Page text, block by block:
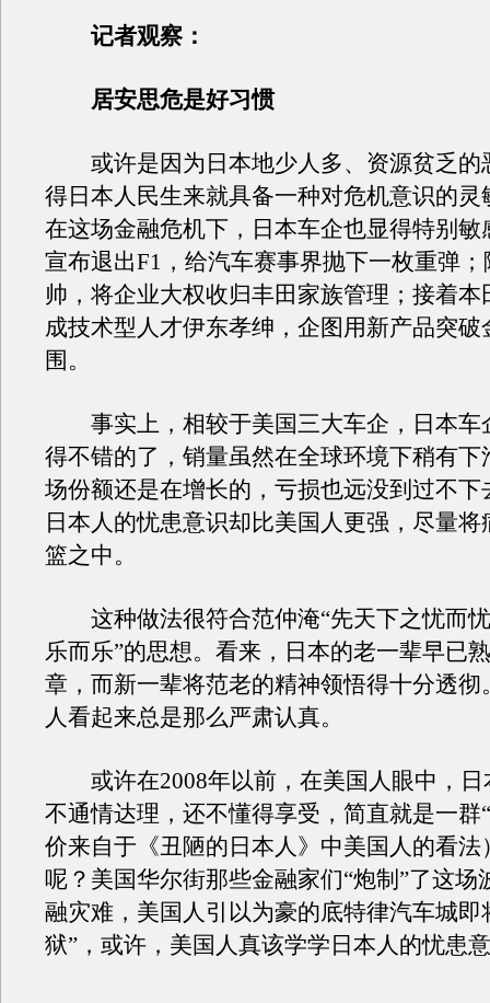
记者观察：
居安思危是好习惯
或许是因为日本地少人多、资源贫乏的
得日本人民生来就具备一种对危机意识的灵
在这场金融危机下，日本车企也显得特别敏
宣布退出F1，给汽车赛事界抛下一枚重弹
帅，将企业大权收归丰田家族管理；接着本
成技术型人才伊东孝绅，企图用新产品突破
围。
事实上，相较于美国三大车企，日本车
得不错的了，销量虽然在全球环境下稍有下
场份额还是在增长的，亏损也远没到过不下
日本人的忧患意识却比美国人更强，尽量将
篮之中。
这种做法很符合范仲淹“先天下之忧而
乐而乐”的思想。看来，日本的老一辈早已
章，而新一辈将范老的精神领悟得十分透彻
人看起来总是那么严肃认真。
或许在2008年以前，在美国人眼中，日
不通情达理，还不懂得享受，简直就是一群
价来自于《丑陋的日本人》中美国人的看法
呢？美国华尔街那些金融家们“炮制”了这场
融灾难，美国人引以为豪的底特律汽车城即
狱”，或许，美国人真该学学日本人的忧患